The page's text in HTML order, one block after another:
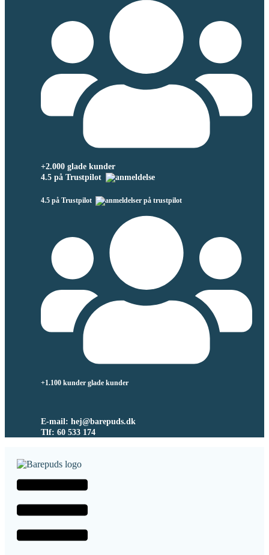
+2.000 glade kunder
4.5 på Trustpilot
4.5 på Trustpilot
+1.100 kunder glade kunder
E-mail: hej@barepuds.dk
Tlf: 60 533 174